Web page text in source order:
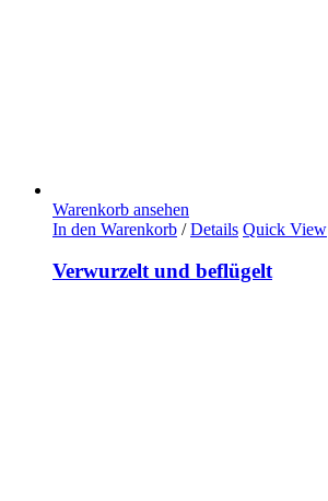
Warenkorb ansehen
In den Warenkorb / Details Quick View
Verwurzelt und beflügelt